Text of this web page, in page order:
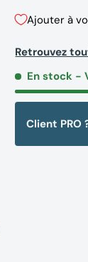
Ajouter à
Retrouvez
En stock -
Client PRO